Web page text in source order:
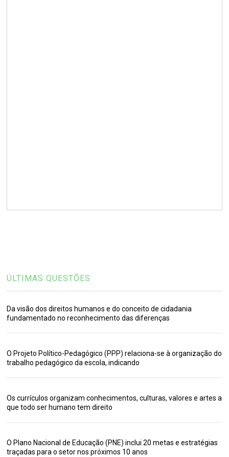
ÚLTIMAS QUESTÕES
Da visão dos direitos humanos e do conceito de cidadania
fundamentado no reconhecimento das diferenças
O Projeto Político-Pedagógico (PPP) relaciona-se à organização do
trabalho pedagógico da escola, indicando
Os currículos organizam conhecimentos, culturas, valores e artes a
que todo ser humano tem direito
O Plano Nacional de Educação (PNE) inclui 20 metas e estratégias
traçadas para o setor nos próximos 10 anos